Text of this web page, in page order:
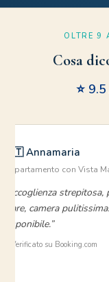
OLTRE 9
Cosa
⭐
🇮🇹 Annamaria
Appartamento con Vista
“Accoglienza
mare, camera
disponibile.”
✅ Verificato su Booking.com